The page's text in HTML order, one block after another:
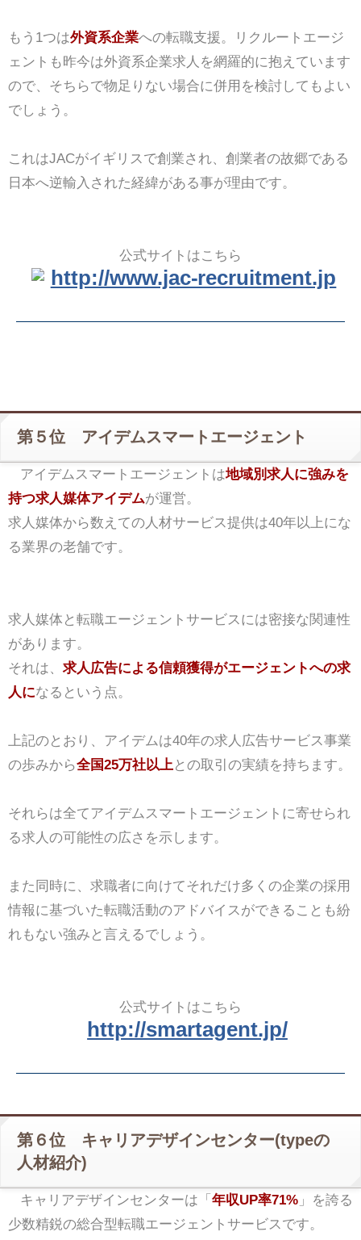
もう1つは外資系企業への転職支援。リクルートエージ
ェントも昨今は外資系企業求人を網羅的に抱えています
ので、そちらで物足りない場合に併用を検討してもよい
でしょう。
これはJACがイギリスで創業され、創業者の故郷である
日本へ逆輸入された経緯がある事が理由です。
公式サイトはこちら
http://www.jac-recruitment.jp
第５位 アイデムスマートエージェント
アイデムスマートエージェントは地域別求人に強みを
持つ求人媒体アイデムが運営。
求人媒体から数えての人材サービス提供は40年以上にな
る業界の老舗です。
求人媒体と転職エージェントサービスには密接な関連性
があります。
それは、 求人広告による信頼獲得がエージェントへの求
人になるという点。
上記のとおり、アイデムは40年の求人広告サービス事業
の歩みから全国25万社以上 との取引の実績を持ちます。
それらは全てアイデムスマートエージェントに寄せられ
る求人の可能性の広さを示します。
また同時に、求職者に向けてそれだけ多くの企業の採用
情報に基づいた転職活動のアドバイスができることも紛
れもない強みと言えるでしょう。
公式サイトはこちら
http://smartagent.jp/
第６位 キャリアデザインセンター(typeの
人材紹介)
キャリアデザインセンターは「 年収UP率71%」を誇る
少数精鋭の総合型転職エージェントサービスです。